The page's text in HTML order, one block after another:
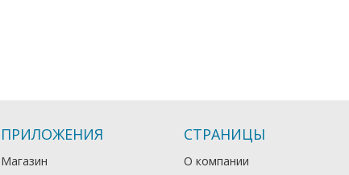
ПРИЛОЖЕНИЯ
Магазин
СТРАНИЦЫ
О компании